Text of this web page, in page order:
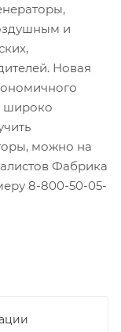
и
Новая
широко
можно на
Фабрика
8-800-50-05-